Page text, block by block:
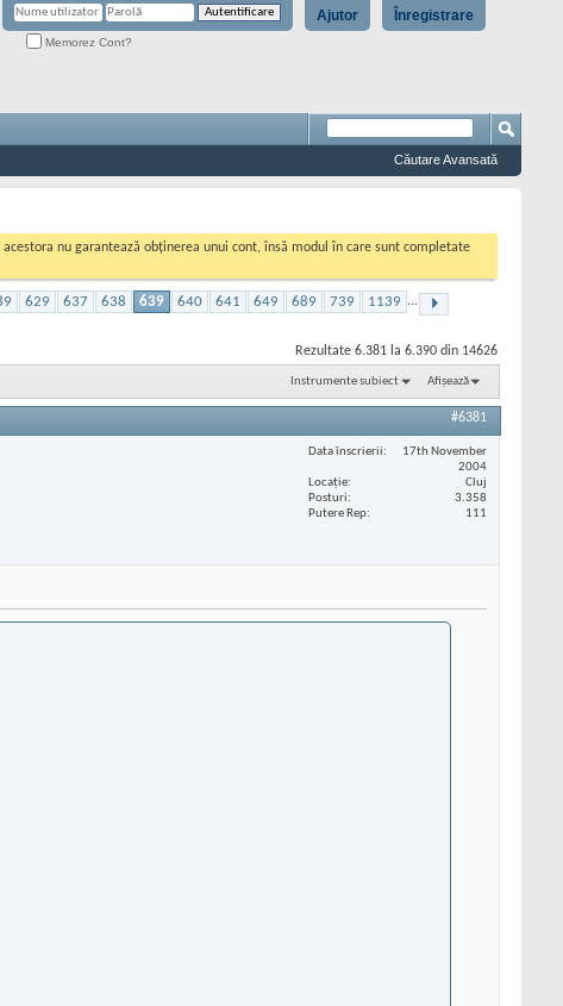
Înregistrare
Ajutor
Memorez Cont?
Căutare Avansată
nu garantează obținerea unui cont, însă modul în care sunt completate
629 637 638 639 640 641 649 689 739 1139 ...
Rezultate 6.381 la 6.390 din 14626
Instrumente subiect Afișează
#6381
Data înscrierii
17th November
2004
Locaţie
Cluj
Posturi
3.358
Putere Rep
111